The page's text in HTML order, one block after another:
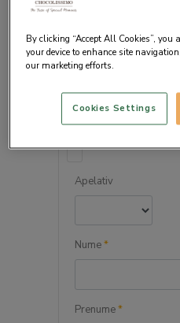
Confirma parola:
DETALIILE
Apelativ
Nume*
Prenume*
By clicking “Accept All Cookies”, you
your device to enhance site
our marketing efforts.
Cookies Settings